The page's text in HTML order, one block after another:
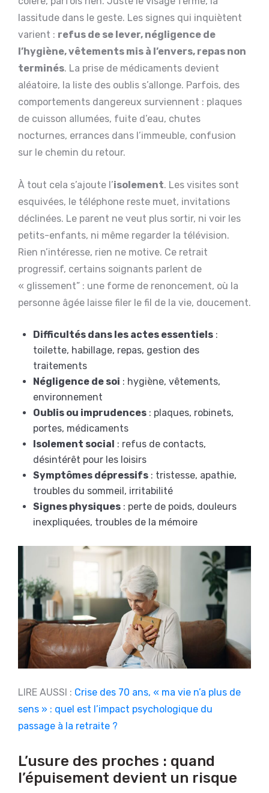
lassitude dans le geste. Les signes qui inquiètent
varient : refus de se lever, négligence de
l’hygiène, vêtements mis à l’envers, repas non
terminés. La prise de médicaments devient
aléatoire, la liste des oublis s’allonge. Parfois, des
comportements dangereux surviennent : plaques
de cuisson allumées, fuite d’eau, chutes
nocturnes, errances dans l’immeuble, confusion
sur le chemin du retour.
À tout cela s’ajoute l’isolement. Les visites sont
esquivées, le téléphone reste muet, invitations
déclinées. Le parent ne veut plus sortir, ni voir les
petits-enfants, ni même regarder la télévision.
Rien n’intéresse, rien ne motive. Ce retrait
progressif, certains soignants parlent de
« glissement” : une forme de renoncement, où la
personne âgée laisse filer le fil de la vie, doucement.
Difficultés dans les actes essentiels :
toilette, habillage, repas, gestion des
traitements
Négligence de soi : hygiène, vêtements,
environnement
Oublis ou imprudences : plaques, robinets,
portes, médicaments
Isolement social : refus de contacts,
désintérêt pour les loisirs
Symptômes dépressifs : tristesse, apathie,
troubles du sommeil, irritabilité
Signes physiques : perte de poids, douleurs
inexpliquées, troubles de la mémoire
LIRE AUSSI : Crise des 70 ans, « ma vie n’a plus de
sens » : quel est l’impact psychologique du
passage à la retraite ?
L’usure des proches : quand
l’épuisement devient un risque